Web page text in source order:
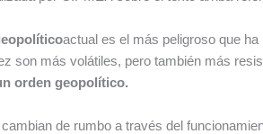
actual es el más peligroso que
son más volátiles, pero también más
orden geopolítico.
de rumbo a través del